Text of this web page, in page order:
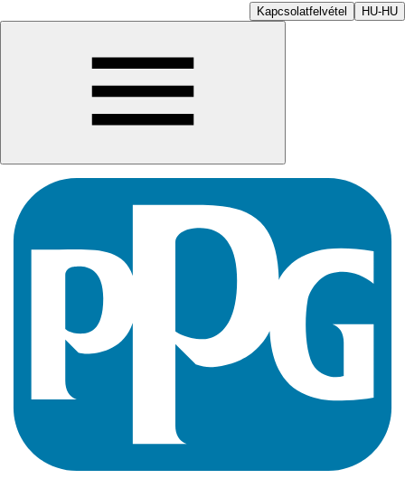
Kapcsolatfelvétel HU-HU